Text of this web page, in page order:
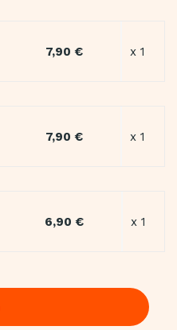
7,90 € x 1
7,90 € x 1
6,90 € x 1